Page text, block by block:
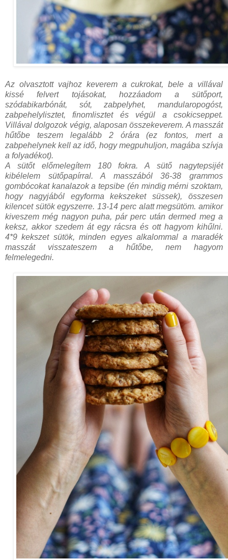
Az olvasztott vajhoz keverem a cukrokat, bele a villával
kissé felvert tojásokat, hozzáadom a sütőport,
szódabikarbónát, sót, zabpelyhet, mandularopogóst,
zabpehelylisztet, finomlisztet és végül a csokicseppet.
Villával dolgozok végig, alaposan összekeverem. A masszát
hűtőbe teszem legalább 2 órára (ez fontos, mert a
zabpehelynek kell az idő, hogy megpuhuljon, magába szívja
a folyadékot).
A sütőt előmelegítem 180 fokra. A sütő nagytepsijét
kibélelem sütőpapírral. A masszából 36-38 grammos
gombócokat kanalazok a tepsibe (én mindig mérni szoktam,
hogy nagyjából egyforma kekszeket süssek), összesen
kilencet sütök egyszerre. 13-14 perc alatt megsütöm. amikor
kiveszem még nagyon puha, pár perc után dermed meg a
keksz, akkor szedem át egy rácsra és ott hagyom kihűlni.
4*9 kekszet sütök, minden egyes alkalommal a maradék
masszát visszateszem a hűtőbe, nem hagyom
felmelegedni.